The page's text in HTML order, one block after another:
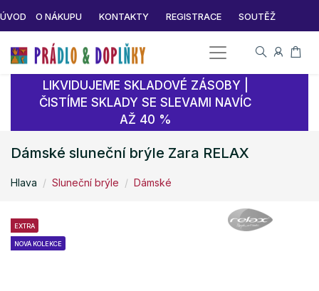
ÚVOD O NÁKUPU KONTAKTY REGISTRACE SOUTĚŽ
LIKVIDUJEME SKLADOVÉ ZÁSOBY |
ČISTÍME SKLADY SE SLEVAMI NAVÍC
AŽ 40 %
Dámské sluneční brýle Zara RELAX
Hlava Sluneční brýle Dámské
EXTRA
NOVÁ KOLEKCE